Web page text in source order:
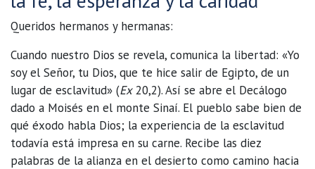
Queridos hermanos y hermanas:
Cuando nuestro Dios se revela, comunica la libertad: «Yo
soy el Señor, tu Dios, que te hice salir de Egipto, de un
lugar de esclavitud» (Ex20,2). Así se abre el Decálogo
dado a Moisés en el monte Sinaí. El pueblo sabe bien de
qué éxodo habla Dios; la experiencia de la esclavitud
todavía está impresa en su carne. Recibe las diez
palabras de la alianza en el desierto como camino hacia